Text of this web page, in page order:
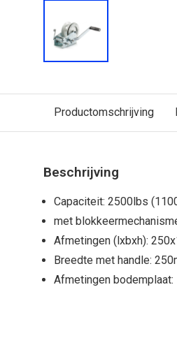
Productomschrijving
Beschrijving
Capaciteit: 2500lbs
met
Afmetingen (lxbxh):
Breedte met handle:
Afmetingen